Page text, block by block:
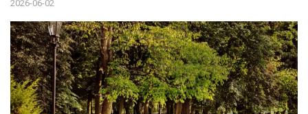
2026-06-02